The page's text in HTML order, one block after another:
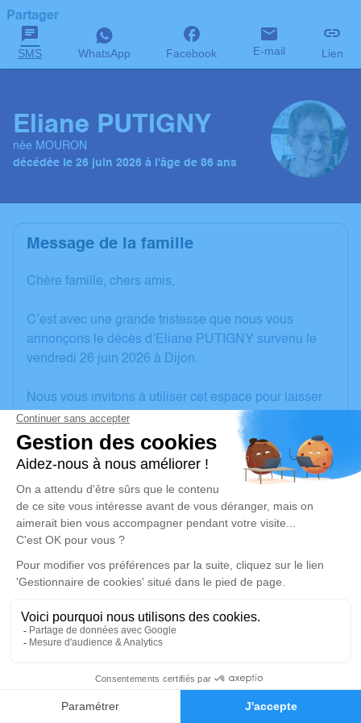
Faire-part Hommages
Partager
SMS WhatsApp Facebook E-mail Lien
Eliane PUTIGNY
née MOURON
décédée le 26 juin 2026 à l'âge de 86 ans
Message de la famille
Chère famille, chers amis,
C’est avec une grande tristesse que nous vous
annonçons le décès d’Eliane PUTIGNY survenu le
vendredi 26 juin 2026 à Dijon.
Nous vous invitons à utiliser cet espace pour laisser
vos condoléances, partager des photos souvenirs,
une anecdote ou exprimer vos pensées à travers des
poèmes ou des textes. Cet endroit est un lieu
d'expression dédié à honorer la mémoire d’Eliane
PUTIGNY.
Un service de plantation d’arbre hommage est
disponible ici.
Je rends hommage
Cérémonie religieuse
Salle Omniculte Guillon de Chalon-sur-Saône
71100 Chalon-sur-Saône